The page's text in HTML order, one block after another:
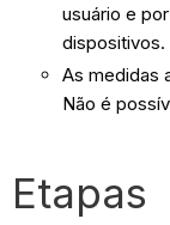
usuário e
dispositivos.
As medidas
Não é
Etapas